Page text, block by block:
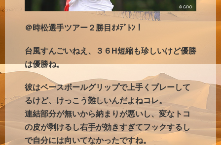
＠時松選手ツアー２勝目ｵﾒﾃﾞﾄﾝ！
台風すんごいねえ、３６H短縮も珍しいけど優勝
は優勝ね。
彼はベースボールグリップで上手くプレーして
るけど、けっこう難しいんだよねコレ。
連結部分が無いから納まりが悪いし、変なトコ
の皮が剥けるし右手が効きすぎてフックするし
で自分には向いてなかったですね。